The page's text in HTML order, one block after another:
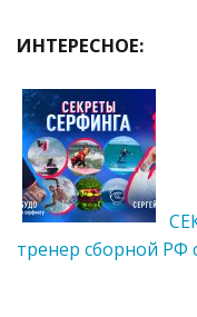
ИНТЕРЕСНОЕ:
тренер сборной РФ